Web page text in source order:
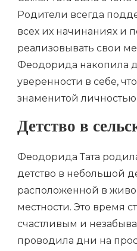
Родители всегда
всех их начинаниях и
реализовывать свои
Феодорида накопила
уверенности в себе,
знаменитой личностью
Детство в
Феодорида Тата
детство в небольшой
расположенной в
местности. Это время
счастливым и
проводила дни на